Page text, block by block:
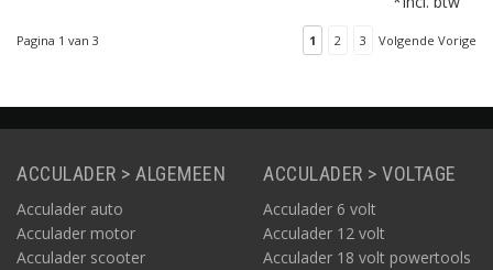
stopcontact. Deze kabel
is regelbaar van 8 tot
Pagina 1 van 3 1 2 3 Volgende Vorige
ACCULADER > ALGEMEEN
Acculader auto
Acculader motor
Acculader scooter
ACCULADER > VOLTAGE
Acculader 6 volt
Acculader 12 volt
Acculader 18 volt powertools